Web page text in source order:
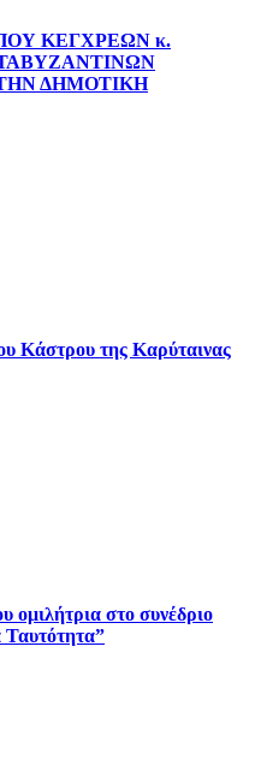
ΚΕΓΧΡΕΩΝ κ.
ΔΗΜΟΤΙΚΗ
Κάστρου της Καρύταινας
στο συνέδριο